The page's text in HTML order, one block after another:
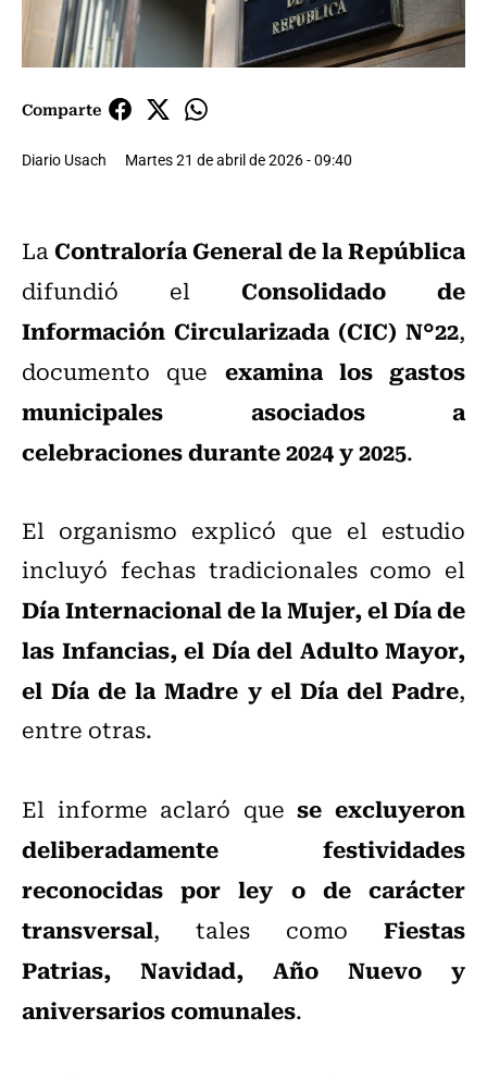
Comparte
Diario Usach Martes 21 de abril de 2026 - 09:40
LaContraloría General de la República
difundió el Consolidado de
Información Circularizada (CIC) N°22,
documento que examina los gastos
municipales asociados a
celebraciones durante 2024 y 2025.
El organismo explicó que el estudio
incluyó fechas tradicionales como el
Día Internacional de la Mujer, el Día de
las Infancias, el Día del Adulto Mayor,
el Día de la Madre y el Día del Padre,
entre otras.
El informe aclaró quese excluyeron
deliberadamente festividades
reconocidas por ley o de carácter
transversal, tales como Fiestas
Patrias, Navidad, Año Nuevo y
aniversarios comunales.